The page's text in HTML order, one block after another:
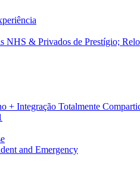
NHS & Privados de Prestígio;
+ Integração Totalmente
and Emergency